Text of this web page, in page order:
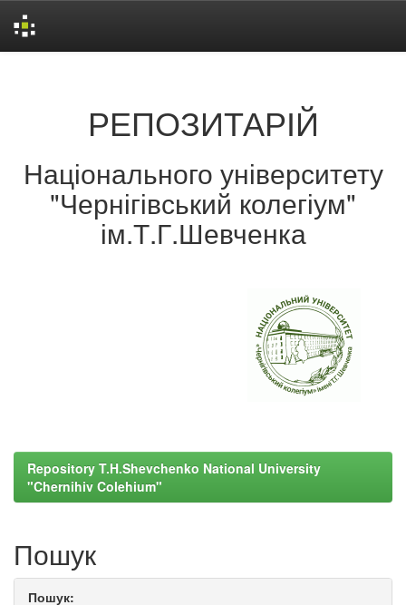
РЕПОЗИТАРІЙ
Національного університету
"Чернігівський колегіум"
ім.Т.Г.Шевченка
Repository T.H.Shevchenko National University
"Chernihiv Colehium"
Пошук
Пошук: